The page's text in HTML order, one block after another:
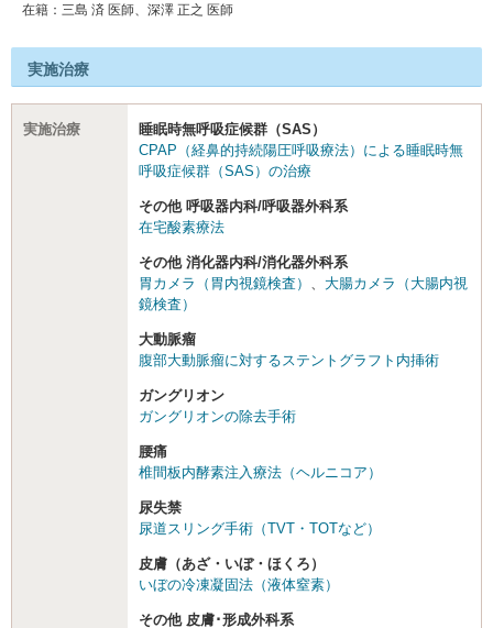
在籍：三島 済 医師、深澤 正之 医師
実施治療
実施治療
睡眠時無呼吸症候群（SAS）
CPAP（経鼻的持続陽圧呼吸療法）による睡眠時無
呼吸症候群（SAS）の治療
その他 呼吸器内科/呼吸器外科系
在宅酸素療法
その他 消化器内科/消化器外科系
胃カメラ（胃内視鏡検査）
大腸カメラ（大腸内視
鏡検査）
大動脈瘤
腹部大動脈瘤に対するステントグラフト内挿術
ガングリオン
ガングリオンの除去手術
腰痛
椎間板内酵素注入療法（ヘルニコア）
尿失禁
尿道スリング手術（TVT・TOTなど）
皮膚（あざ・いぼ・ほくろ）
いぼの冷凍凝固法（液体窒素）
その他 皮膚･形成外科系